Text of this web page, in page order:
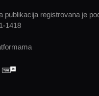
publikacija registrovana je
1418